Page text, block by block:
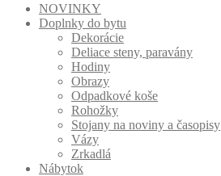
NOVINKY
Doplnky do bytu
Dekorácie
Deliace steny, paravány
Hodiny
Obrazy
Odpadkové koše
Rohožky
Stojany na noviny a časopisy
Vázy
Zrkadlá
Nábytok